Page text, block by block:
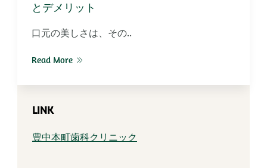
とデメリット
口元の美しさは、その..
Read More
LINK
豊中本町歯科クリニック